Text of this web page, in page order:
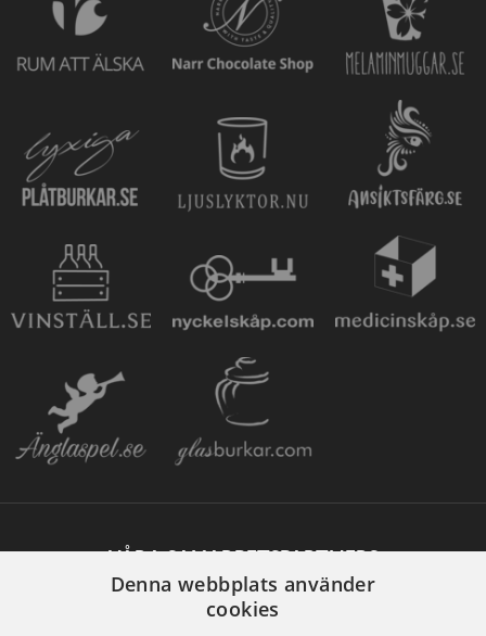
VÅRA SAMARBETSPARTNERS
Denna webbplats använder
cookies